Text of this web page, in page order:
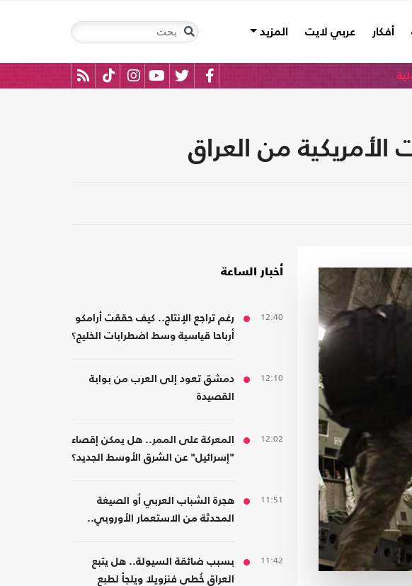
أفكار عربي لايت المزيد
من العراق
أخبار الساعة
12:40
رغم تراجع الإنتاج.. كيف حققت أرامكو
أرباحا قياسية وسط اضطرابات الخليج؟
12:10
دمشق تعود إلى العرب من بوابة
القصيدة
12:02
المعركة على الممر.. هل يمكن إقصاء
"إسرائيل" عن الشرق الأوسط الجديد؟
11:51
هجرة الشباب العربي أو الصيغة
المحدثة من الاستعمار الأوروبي..
11:42
بسبب ضائقة السيولة.. هل يتبع
العراق خُطى فنزويلا ويلجأ لطبع